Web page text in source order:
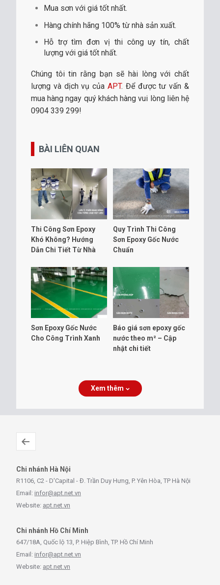
Mua sơn với giá tốt nhất.
Hàng chính hãng 100% từ nhà sản xuất.
Hỗ trợ tìm đơn vị thi công uy tín, chất
lượng với giá tốt nhất.
Chúng tôi tin rằng bạn sẽ hài lòng với chất
lượng và dịch vụ của APT. Để được tư vấn &
mua hàng ngay quý khách hàng vui lòng liên hệ
0904 339 299!
BÀI LIÊN QUAN
Thi Công Sơn Epoxy
Khó Không? Hướng
Dẫn Chi Tiết Từ Nhà
Quy Trình Thi Công
Sơn Epoxy Gốc Nước
Chuẩn
Sơn Epoxy Gốc Nước
Cho Công Trình Xanh
Báo giá sơn epoxy gốc
nước theo m² – Cập
nhật chi tiết
Xem thêm
Chi nhánh Hà Nội
R1106, C2 - D'Capital - Đ. Trần Duy Hưng, P. Yên Hòa, TP Hà Nội
Email: infor@apt.net.vn
Website: apt.net.vn
Chi nhánh Hồ Chí Minh
647/18A, Quốc lộ 13, P. Hiệp Bình, TP. Hồ Chí Minh
Email: infor@apt.net.vn
Website: apt.net.vn